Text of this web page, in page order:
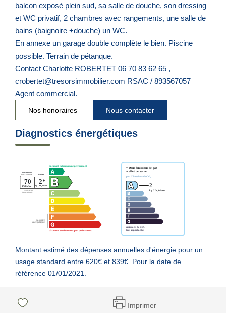
balcon exposé plein sud, sa salle de douche, son dressing
et WC privatif, 2 chambres avec rangements, une salle de
bains (baignoire +douche) un WC.
En annexe un garage double complète le bien. Piscine
possible. Terrain de pétanque.
Contact Charlotte ROBERTET 06 70 83 62 65 ,
crobertet@tresorsimmobilier.com RSAC / 893567057
Agent commercial.
Nos honoraires Nous contacter
Diagnostics énergétiques
Montant estimé des dépenses annuelles d'énergie pour un
usage standard entre 620€ et 839€. Pour la date de
référence 01/01/2021.
Imprimer